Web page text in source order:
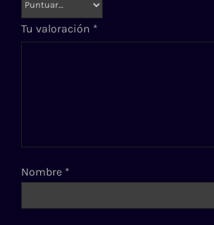
Tu valoración *
Nombre *